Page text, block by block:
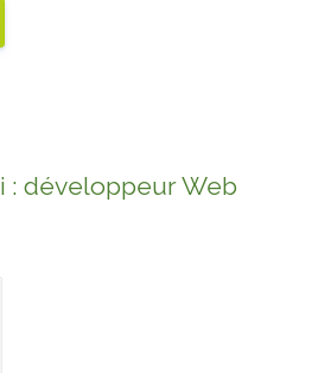
: développeur Web